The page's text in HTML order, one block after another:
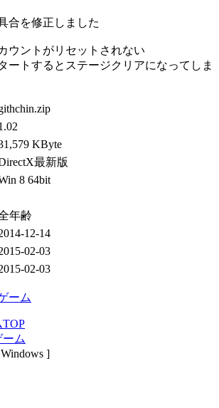
合を修正しました
ウントがリセットされない
ートするとステージクリアになってしま
KByte
最新版
8 64bit
年齢
12-14
02-03
02-03
ーム
ム
]